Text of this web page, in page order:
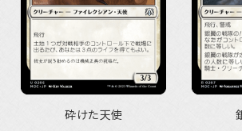
砕けた天使